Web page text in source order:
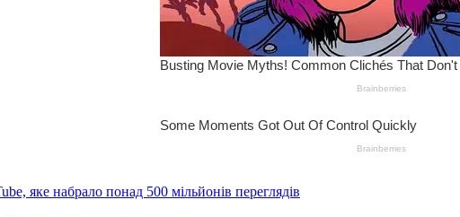
яке набрало понад 500 мільйонів переглядів